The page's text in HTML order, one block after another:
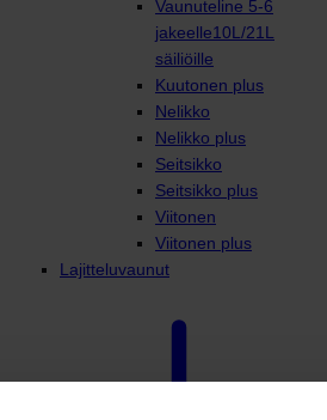
Vaunuteline 5-6
jakeelle10L/21L
säiliöille
Kuutonen plus
Nelikko
Nelikko plus
Seitsikko
Seitsikko plus
Viitonen
Viitonen plus
Lajitteluvaunut